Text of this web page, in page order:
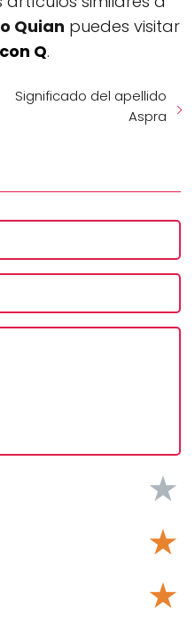
Quian puedes visitar
Q.
Significado del apellido
Aspra
★
★
★